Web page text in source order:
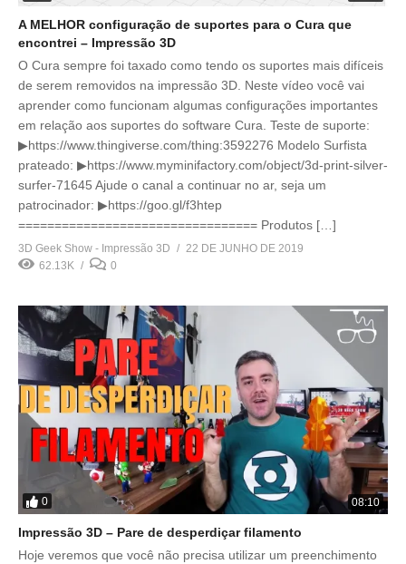
A MELHOR configuração de suportes para o Cura que
encontrei – Impressão 3D
O Cura sempre foi taxado como tendo os suportes mais difíceis
de serem removidos na impressão 3D. Neste vídeo você vai
aprender como funcionam algumas configurações importantes
em relação aos suportes do software Cura. Teste de suporte:
▶https://www.thingiverse.com/thing:3592276 Modelo Surfista
prateado: ▶https://www.myminifactory.com/object/3d-print-silver-
surfer-71645 Ajude o canal a continuar no ar, seja um
patrocinador: ▶https://goo.gl/f3htep
================================= Produtos […]
3D Geek Show - Impressão 3D
22 DE JUNHO DE 2019
62.13K
0
0 08:10
Impressão 3D – Pare de desperdiçar filamento
Hoje veremos que você não precisa utilizar um preenchimento